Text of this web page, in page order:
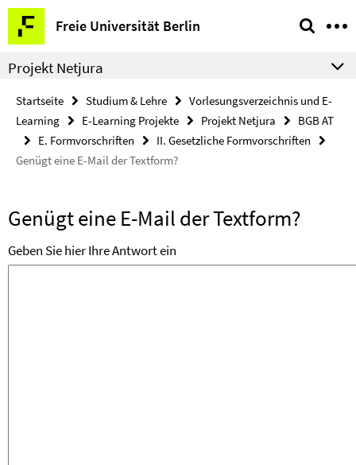
Springe
direkt
zu
Inhalt
Freie Universität Berlin
Service-
Navigation
Projekt Netjura
Startseite Studium & Lehre
Vorlesungsverzeichnis und E-
Learning
E-Learning Projekte Projekt Netjura
BGB AT
E. Formvorschriften
II. Gesetzliche Formvorschriften
Genügt eine E-Mail der Textform?
Genügt eine E-Mail der Textform?
Geben Sie hier Ihre Antwort ein